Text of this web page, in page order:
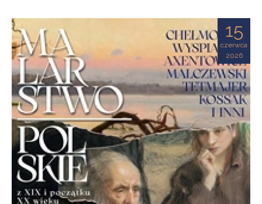
15
czerwca
2026